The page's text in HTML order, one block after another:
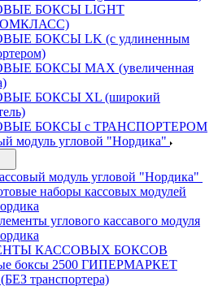
БОКСЫ LIGHT
БОКСЫ LK (с удлиненным
БОКСЫ MAX (увеличенная
БОКСЫ XL (широкий
БОКСЫ с ТРАНСПОРТЕРОМ
модуль угловой "Нордика"
модуль угловой "Нордика"
наборы кассовых модулей
углового кассавого модуля
КАССОВЫХ БОКСОВ
боксы 2500 ГИПЕРМАРКЕТ
транспортера)